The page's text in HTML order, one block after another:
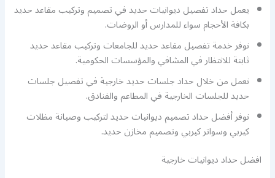
يعمل حداد تفصيل ديوانيات حديد في تصميم وتركيب مقاعد حديد
بكافة الأحجام سواء للمدارس أو الروضات.
نوفر خدمة تفصيل مقاعد حديد للجامعات وتركيب مقاعد حديد
ثابتة للانتظار في المشافي والمؤسسات الحكومية.
نعمل من خلال حداد جلسات حديد خارجية في تفصيل جلسات
حديد للجلسات الخارجية في المطاعم والفنادق.
نوفر أفضل حداد تصميم ديوانيات حديد لتركيب وصيانة مظلات
كيربي وسواتر كيربي وتصميم مخازن حديد.
افضل حداد ديوانيات خارجية